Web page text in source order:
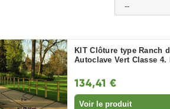
KIT Clôture type Ranch
Autoclave Vert Classe
134,41 €
Voir le produit